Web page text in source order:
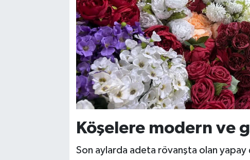
Köşelere modern ve
Son aylarda adeta rövanşta olan yapay